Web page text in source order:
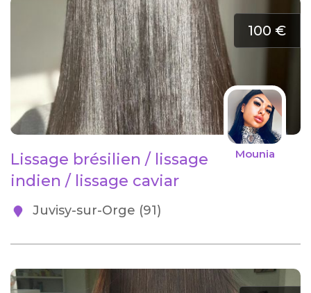
100 €
Mounia
Lissage brésilien / lissage
indien / lissage caviar
Juvisy-sur-Orge (91)